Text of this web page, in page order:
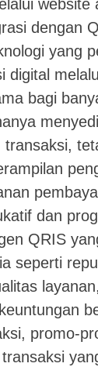
website
dengan
yang
digital
bagi
transaksi,
dan
QRIS
seperti
promo-